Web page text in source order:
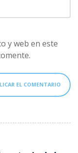
y web en este